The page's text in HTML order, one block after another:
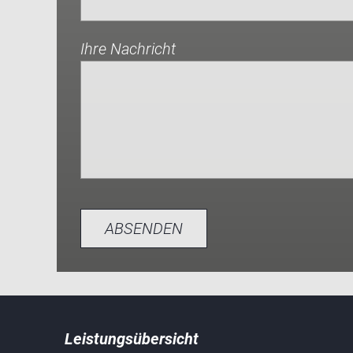
Ihre Nachricht
ABSENDEN
Leistungsübersicht